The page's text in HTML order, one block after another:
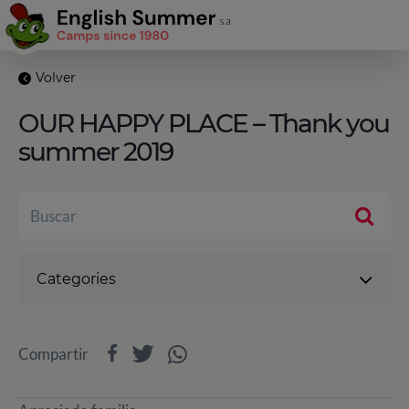
Volver
OUR HAPPY PLACE – Thank you
summer 2019
Categories
Compartir